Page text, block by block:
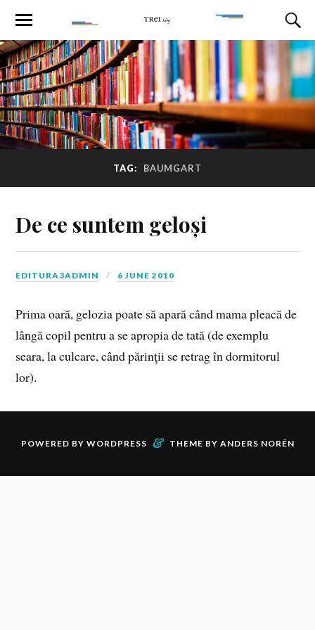
TAG: BAUMGART
De ce suntem geloși
EDITURA3ADMIN 6 JUNE 2010
Prima oară, gelozia poate să apară când mama pleacă de
lângă copil pentru a se apropia de tată (de exemplu
seara, la culcare, când părinţii se retrag în dormitorul
lor).
POWERED BY WORDPRESS & THEME BY ANDERS NORÉN